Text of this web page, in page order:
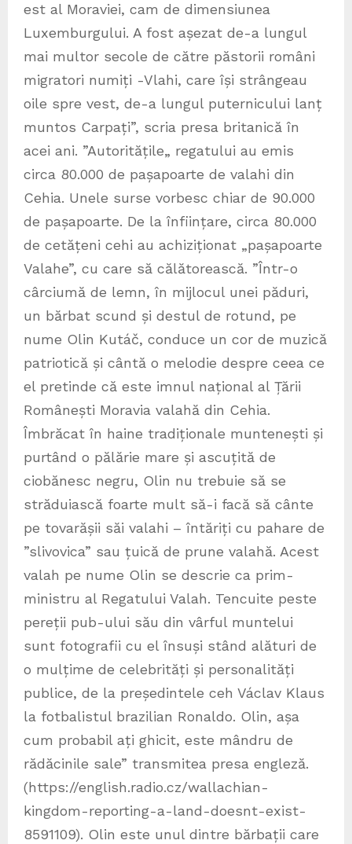
est al Moraviei, cam de dimensiunea
Luxemburgului. A fost așezat de-a lungul
mai multor secole de către păstorii români
migratori numiți -Vlahi, care își strângeau
oile spre vest, de-a lungul puternicului lanț
muntos Carpați”, scria presa britanică în
acei ani. ”Autoritățile„ regatului au emis
circa 80.000 de pașapoarte de valahi din
Cehia. Unele surse vorbesc chiar de 90.000
de pașapoarte. De la înființare, circa 80.000
de cetățeni cehi au achiziționat „pașapoarte
Valahe”, cu care să călătorească. ”Într-o
cârciumă de lemn, în mijlocul unei păduri,
un bărbat scund și destul de rotund, pe
nume Olin Kutáč, conduce un cor de muzică
patriotică și cântă o melodie despre ceea ce
el pretinde că este imnul național al Țării
Românești Moravia valahă din Cehia.
Îmbrăcat în haine tradiționale muntenești și
purtând o pălărie mare și ascuțită de
ciobănesc negru, Olin nu trebuie să se
străduiască foarte mult să-i facă să cânte
pe tovarășii săi valahi – întăriți cu pahare de
”slivovica” sau țuică de prune valahă. Acest
valah pe nume Olin se descrie ca prim-
ministru al Regatului Valah. Tencuite peste
pereții pub-ului său din vârful muntelui
sunt fotografii cu el însuși stând alături de
o mulțime de celebrități și personalități
publice, de la președintele ceh Václav Klaus
la fotbalistul brazilian Ronaldo. Olin, așa
cum probabil ați ghicit, este mândru de
rădăcinile sale” transmitea presa engleză.
(https://english.radio.cz/wallachian-
kingdom-reporting-a-land-doesnt-exist-
8591109). Olin este unul dintre bărbații care